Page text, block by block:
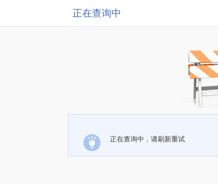
正在查询中
正在查询中，请刷新重试